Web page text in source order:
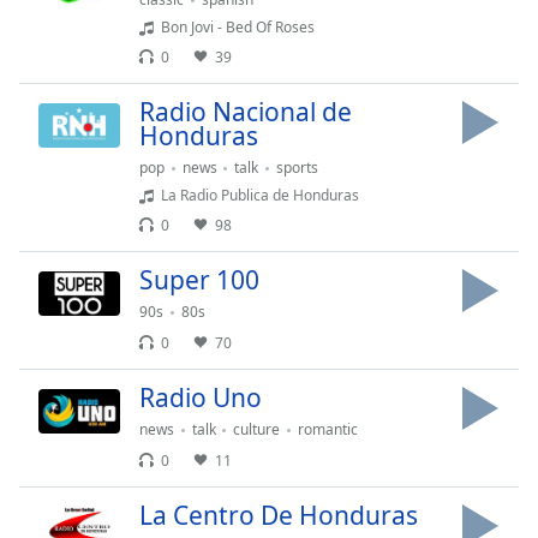
Bon Jovi - Bed Of Roses
0
39
Radio Nacional de
Honduras
pop news talk
sports
La Radio Publica de Honduras
0
98
Super 100
90s
80s
0
70
Radio Uno
news talk culture
romantic
0
11
La Centro De Honduras